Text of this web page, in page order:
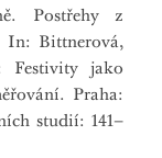
Postřehy z
In: Bittnerová,
Festivity jako
Praha:
studií: 141–